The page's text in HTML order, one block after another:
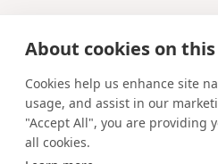
About cookies on
Cookies help us enhance site
usage, and assist in our
"Accept All", you are providing
all cookies.
公司
联系我们